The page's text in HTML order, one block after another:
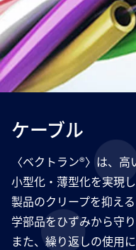
ケーブル
〈ベクトラン®〉は、
小型化・薄型化を実現し
製品のクリープを抑え
学部品をひずみから守り
また、繰り返しの使用